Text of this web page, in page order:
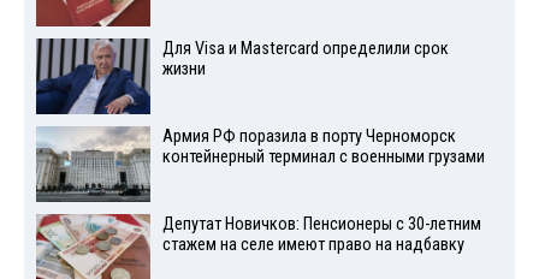
Для Visа и Mastercard определили срок
жизни
Армия РФ поразила в порту Черноморск
контейнерный терминал с военными грузами
Депутат Новичков: Пенсионеры с 30-летним
стажем на селе имеют право на надбавку